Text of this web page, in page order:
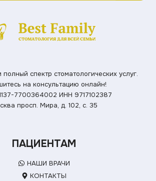
спектр стоматологических услуг.
на консультацию онлайн!
7700364002 ИНН 9717102387
просп. Мира, д. 102, с. 35
ПАЦИЕНТАМ
НАШИ ВРАЧИ
КОНТАКТЫ